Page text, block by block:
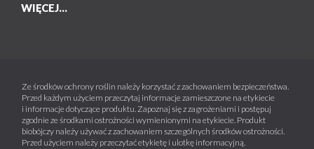
WIĘCEJ...
Ze środków ochrony roślin należy korzystać z zachowaniem bezpieczeństwa.
Przed każdym użyciem przeczytaj informacje zamieszczone na etykiecie
i informacje dotyczące produktu. Zapoznaj się z zagrożeniami i postępuj
zgodnie ze środkami ostrożności wymienionymi na etykiecie. Produkt
biobójczy należy używać z zachowaniem szczególnych środków ostrożności.
Przed użyciem należy przeczytać etykietę i ulotkę informacyjną.